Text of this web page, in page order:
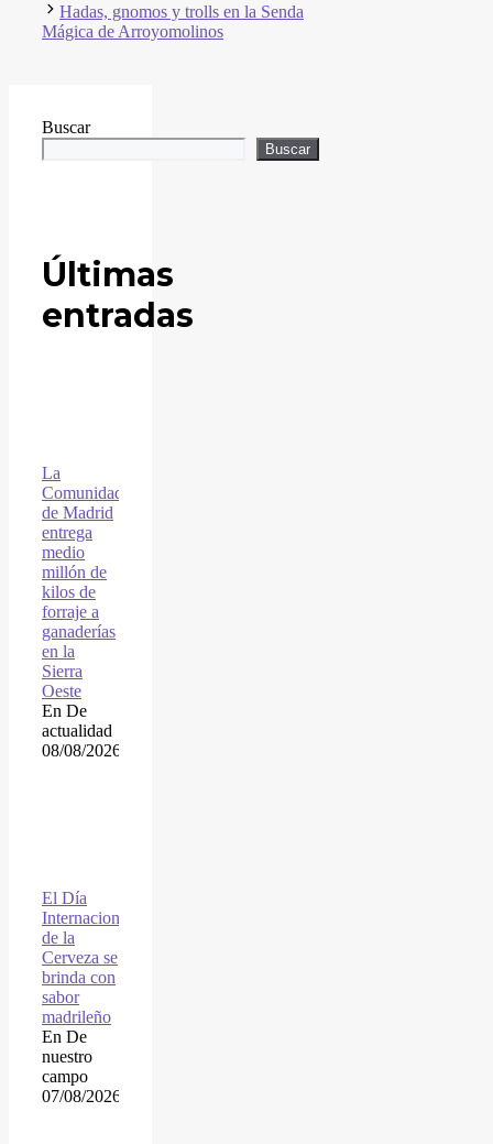
Hadas, gnomos y trolls en la Senda
Mágica de Arroyomolinos
Buscar
Buscar
Últimas
entradas
La
Comunidad
de Madrid
entrega
medio
millón de
kilos de
forraje a
ganaderías
en la
Sierra
Oeste
En De
actualidad
08/08/2026
El Día
Internacional
de la
Cerveza se
brinda con
sabor
madrileño
En De
nuestro
campo
07/08/2026